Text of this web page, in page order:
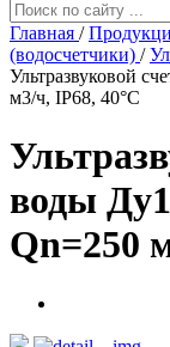
Главная /
(водосчетчики) /
Ультразвуковой
м3/ч, IP68, 40°C
воды
Qn=250